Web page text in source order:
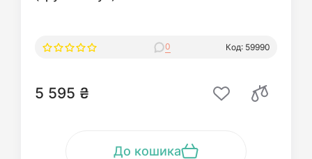
0 Код: 59990
5 595 ₴
До кошика